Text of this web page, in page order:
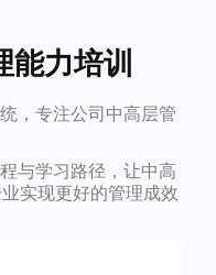
能力培训
，专注公司中高层管
与学习路径，让中高
实现更好的管理成效